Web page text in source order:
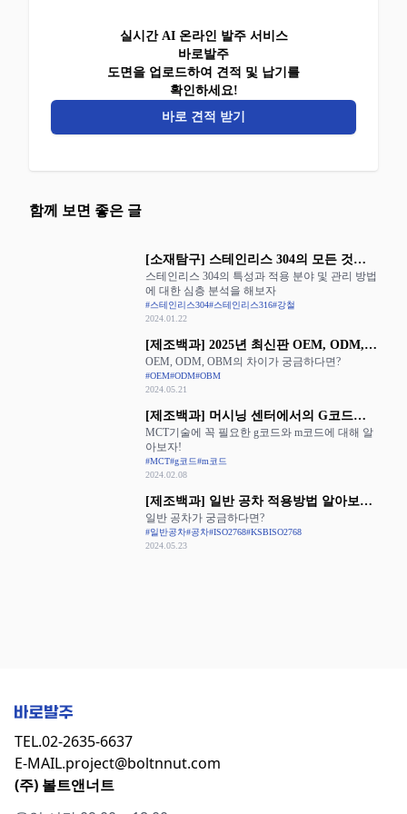
실시간 AI 온라인 발주 서비스
바로발주
도면을 업로드하여 견적 및 납기를
확인하세요!
바로 견적 받기
함께 보면 좋은 글
[소재탐구] 스테인리스 304의 모든 것을
알아보자
스테인리스 304의 특성과 적용 분야 및 관리 방법
에 대한 심층 분석을 해보자
#스테인리스304#스테인리스316#강철
2024.01.22
[제조백과] 2025년 최신판 OEM, ODM,
OBM의 장단점 완벽 정리
OEM, ODM, OBM의 차이가 궁금하다면?
#OEM#ODM#OBM
2024.05.21
[제조백과] 머시닝 센터에서의 G코드와
M코드 활용
MCT기술에 꼭 필요한 g코드와 m코드에 대해 알
아보자!
#MCT#g코드#m코드
2024.02.08
[제조백과] 일반 공차 적용방법 알아보기:
ISO 2768과 KS B ISO 2768
일반 공차가 궁금하다면?
#일반공차#공차#ISO2768#KSBISO2768
2024.05.23
TEL.02-2635-6637
E-MAIL.project@boltnnut.com
(주) 볼트앤너트